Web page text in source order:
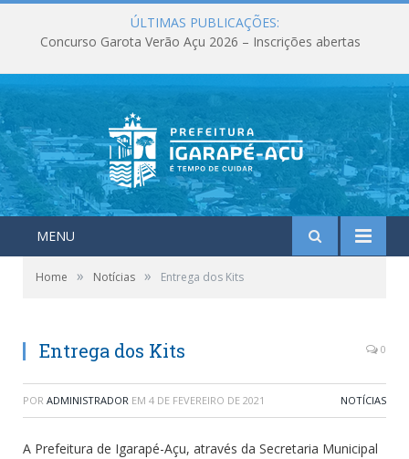
ÚLTIMAS PUBLICAÇÕES:
Concurso Garota Verão Açu 2026 – Inscrições abertas
MENU
Home » Notícias » Entrega dos Kits
Entrega dos Kits 0
POR ADMINISTRADOR EM 4 DE FEVEREIRO DE 2021 NOTÍCIAS
A Prefeitura de Igarapé-Açu, através da Secretaria Municipal